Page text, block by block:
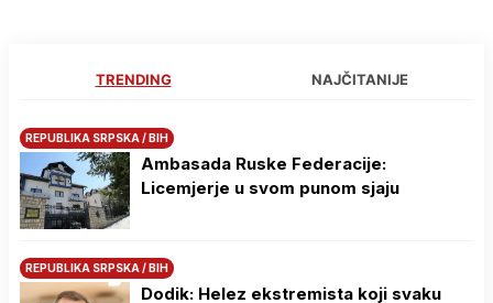
TRENDING NAJČITANIJE
REPUBLIKA SRPSKA / BIH
Ambasada Ruske Federacije:
Licemjerje u svom punom sjaju
REPUBLIKA SRPSKA / BIH
Dodik: Helez ekstremista koji svaku